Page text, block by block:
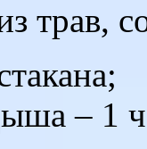
трав,
– 1